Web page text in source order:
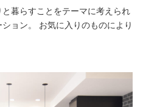
暮らすことをテーマに考えられ
ョン。 お気に入りのものにより